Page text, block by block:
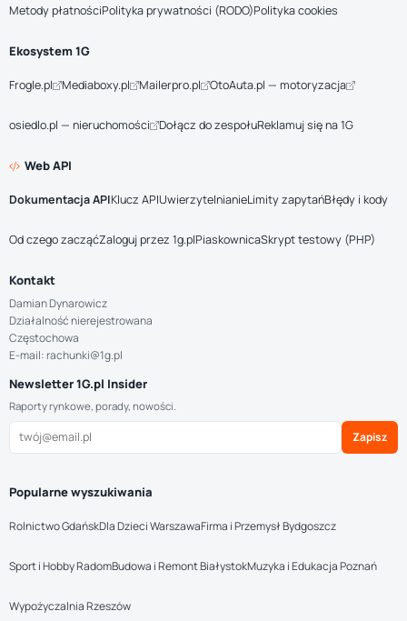
Metody płatnościPolityka prywatności (RODO)Polityka cookies
Ekosystem 1G
Frogle.pl Mediaboxy.pl Mailerpro.pl OtoAuta.pl — motoryzacja
osiedlo.pl — nieruchomości Dołącz do zespołuReklamuj się na 1G
Web API
Dokumentacja APIKlucz APIUwierzytelnianieLimity zapytańBłędy i kody
Od czego zacząćZaloguj przez 1g.plPiaskownicaSkrypt testowy (PHP)
Kontakt
Damian Dynarowicz
Działalność nierejestrowana
Częstochowa
E-mail: rachunki@1g.pl
Newsletter 1G.pl Insider
Raporty rynkowe, porady, nowości.
Zapisz
Popularne wyszukiwania
Rolnictwo GdańskDla Dzieci WarszawaFirma i Przemysł Bydgoszcz
Sport i Hobby RadomBudowa i Remont BiałystokMuzyka i Edukacja Poznań
Wypożyczalnia Rzeszów